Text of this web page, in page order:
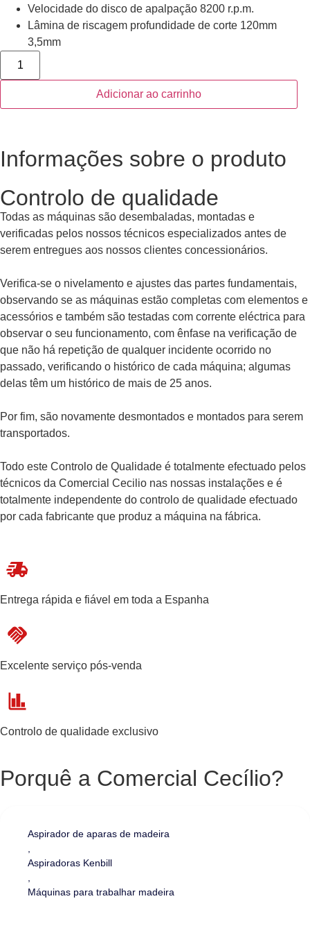
Velocidade do disco de apalpação 8200 r.p.m.
Lâmina de riscagem profundidade de corte 120mm
3,5mm
Adicionar ao carrinho
Informações sobre o produto
Controlo de qualidade
Todas as máquinas são desembaladas, montadas e
verificadas pelos nossos técnicos especializados antes de
serem entregues aos nossos clientes concessionários.
Verifica-se o nivelamento e ajustes das partes fundamentais,
observando se as máquinas estão completas com elementos e
acessórios e também são testadas com corrente eléctrica para
observar o seu funcionamento, com ênfase na verificação de
que não há repetição de qualquer incidente ocorrido no
passado, verificando o histórico de cada máquina; algumas
delas têm um histórico de mais de 25 anos.
Por fim, são novamente desmontados e montados para serem
transportados.
Todo este Controlo de Qualidade é totalmente efectuado pelos
técnicos da Comercial Cecilio nas nossas instalações e é
totalmente independente do controlo de qualidade efectuado
por cada fabricante que produz a máquina na fábrica.
Entrega rápida e fiável em toda a Espanha
Excelente serviço pós-venda
Controlo de qualidade exclusivo
Porquê a Comercial Cecílio?
Aspirador de aparas de madeira
Aspiradoras Kenbill
Máquinas para trabalhar madeira